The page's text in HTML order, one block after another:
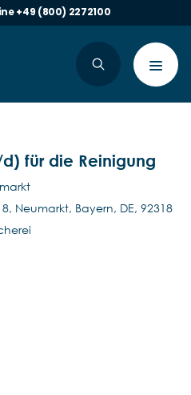
+49 (800) 2272100
für die Reinigung
Neumarkt, Bayern, DE, 92318